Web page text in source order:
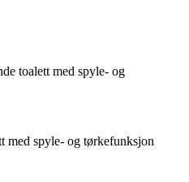
toalett med spyle- og
med spyle- og tørkefunksjon